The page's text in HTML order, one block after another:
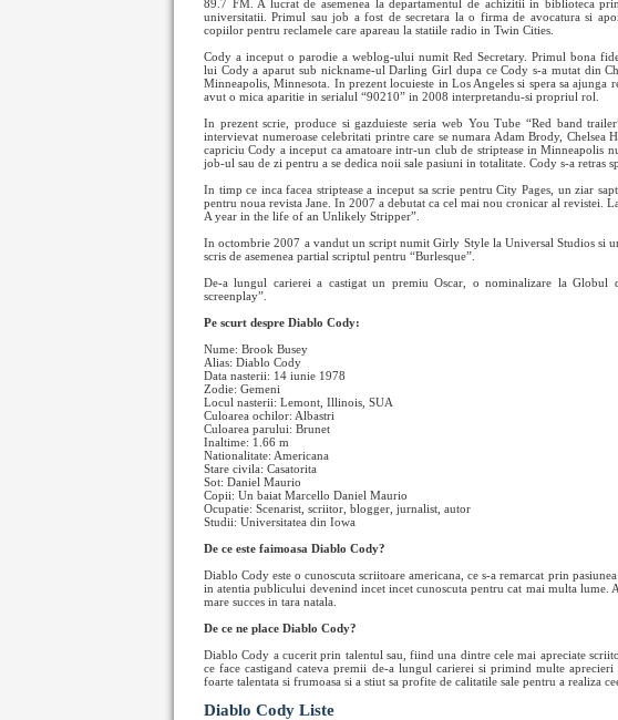
89.7 FM. A lucrat de asemenea la departamentul de achizitii in biblioteca
universitatii. Primul sau job a fost de secretara la o firma de avocatura si
copiilor pentru reclamele care apareau la statiile radio in Twin Cities.
Cody a inceput o parodie a weblog-ului numit Red Secretary. Primul bona
lui Cody a aparut sub nickname-ul Darling Girl dupa ce Cody s-a mutat din
Minneapolis, Minnesota. In prezent locuieste in Los Angeles si spera sa ajunga
avut o mica aparitie in serialul “90210” in 2008 interpretandu-si propriul rol.
In prezent scrie, produce si gazduieste seria web You Tube “Red band
intervievat numeroase celebritati printre care se numara Adam Brody, Chelsea
capriciu Cody a inceput ca amatoare intr-un club de striptease in Minneapolis
job-ul sau de zi pentru a se dedica noii sale pasiuni in totalitate. Cody s-a retras
In timp ce inca facea striptease a inceput sa scrie pentru City Pages, un ziar
pentru noua revista Jane. In 2007 a debutat ca cel mai nou cronicar al revistei.
A year in the life of an Unlikely Stripper”.
In octombrie 2007 a vandut un script numit Girly Style la Universal Studios si
scris de asemenea partial scriptul pentru “Burlesque”.
De-a lungul carierei a castigat un premiu Oscar, o nominalizare la Globul
screenplay”.
Pe scurt despre Diablo Cody:
Nume: Brook Busey
Alias: Diablo Cody
Data nasterii: 14 iunie 1978
Zodie: Gemeni
Locul nasterii: Lemont, Illinois, SUA
Culoarea ochilor: Albastri
Culoarea parului: Brunet
Inaltime: 1.66 m
Nationalitate: Americana
Stare civila: Casatorita
Sot: Daniel Maurio
Copii: Un baiat Marcello Daniel Maurio
Ocupatie: Scenarist, scriitor, blogger, jurnalist, autor
Studii: Universitatea din Iowa
De ce este faimoasa Diablo Cody?
Diablo Cody este o cunoscuta scriitoare americana, ce s-a remarcat prin
in atentia publicului devenind incet incet cunoscuta pentru cat mai multa lume.
mare succes in tara natala.
De ce ne place Diablo Cody?
Diablo Cody a cucerit prin talentul sau, fiind una dintre cele mai apreciate
ce face castigand cateva premii de-a lungul carierei si primind multe
foarte talentata si frumoasa si a stiut sa profite de calitatile sale pentru a realiza
Diablo Cody Liste